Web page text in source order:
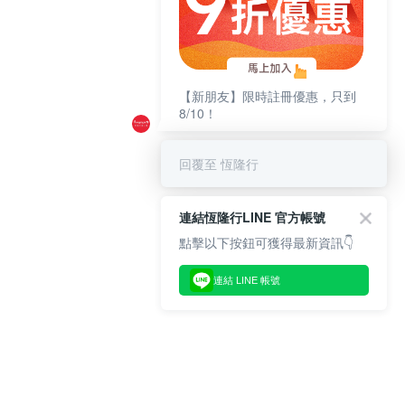
【新朋友】限時註冊優惠，只到
8/10！
回覆至 恆隆行
連結恆隆行LINE 官方帳號
點擊以下按鈕可獲得最新資訊👇
連結 LINE 帳號